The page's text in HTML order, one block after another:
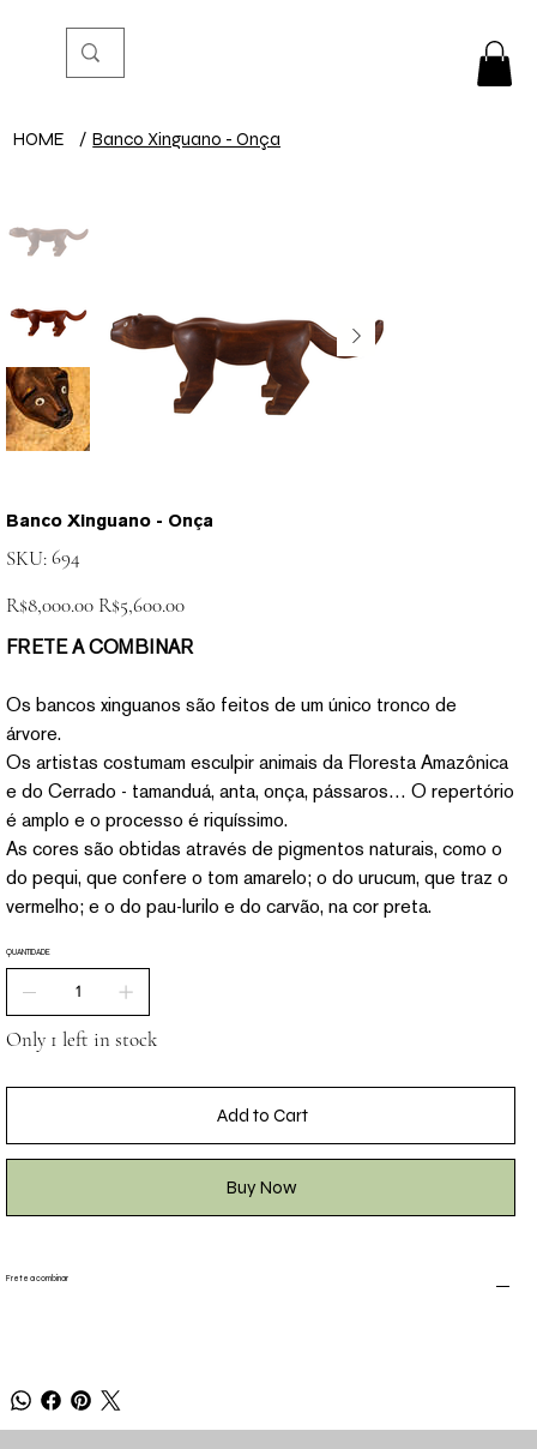
HOME / Banco Xinguano - Onça
Banco Xinguano - Onça
SKU:
SKU
694
694
Original
price
R$8,000.00 Sale
price
R$5,600.00
FRETE A COMBINAR
Os bancos xinguanos são feitos de um único tronco de
árvore.
Os artistas costumam esculpir animais da Floresta Amazônica
e do Cerrado - tamanduá, anta, onça, pássaros… O repertório
é amplo e o processo é riquíssimo.
As cores são obtidas através de pigmentos naturais, como o
do pequi, que confere o tom amarelo; o do urucum, que traz o
vermelho; e o do pau-lurilo e do carvão, na cor preta.
QUANTIDADE
Only 1 left in stock
Add to Cart
Buy Now
Frete a combinar